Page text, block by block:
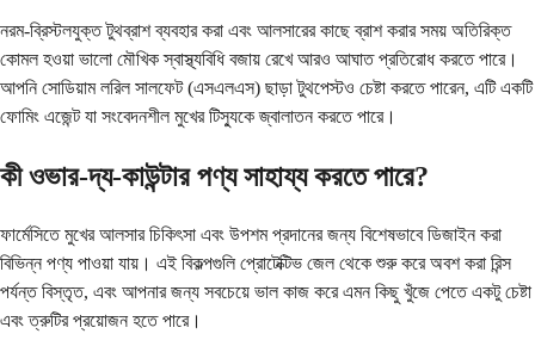
নরম-ব্রিস্টলযুক্ত টুথব্রাশ ব্যবহার করা এবং আলসারের কাছে ব্রাশ করার সময় অতিরিক্ত
কোমল হওয়া ভালো মৌখিক স্বাস্থ্যবিধি বজায় রেখে আরও আঘাত প্রতিরোধ করতে পারে।
আপনি সোডিয়াম লরিল সালফেট (এসএলএস) ছাড়া টুথপেস্টও চেষ্টা করতে পারেন, এটি একটি
ফোমিং এজেন্ট যা সংবেদনশীল মুখের টিস্যুকে জ্বালাতন করতে পারে।
কী ওভার-দ্য-কাউন্টার পণ্য সাহায্য করতে পারে?
ফার্মেসিতে মুখের আলসার চিকিৎসা এবং উপশম প্রদানের জন্য বিশেষভাবে ডিজাইন করা
বিভিন্ন পণ্য পাওয়া যায়। এই বিকল্পগুলি প্রোটেক্টিভ জেল থেকে শুরু করে অবশ করা রিন্স
পর্যন্ত বিস্তৃত, এবং আপনার জন্য সবচেয়ে ভাল কাজ করে এমন কিছু খুঁজে পেতে একটু চেষ্টা
এবং ত্রুটির প্রয়োজন হতে পারে।